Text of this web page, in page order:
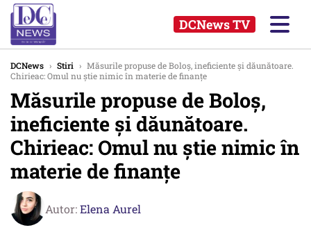
DCNews TV
DCNews › Stiri › Măsurile propuse de Boloș, ineficiente și dăunătoare.
Chirieac: Omul nu știe nimic în materie de finanțe
Măsurile propuse de Boloș,
ineficiente și dăunătoare.
Chirieac: Omul nu știe nimic în
materie de finanțe
Autor:Elena Aurel